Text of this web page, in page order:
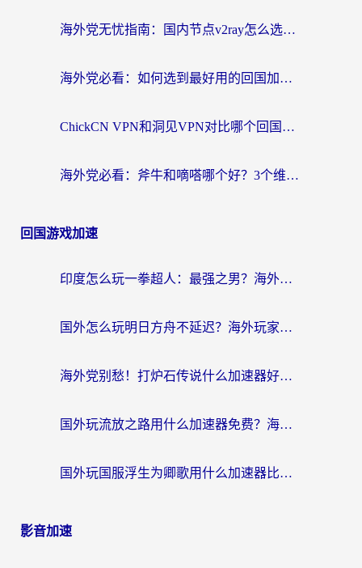
海外党无忧指南：国内节点v2ray怎么选？一键回国VPN+多场景实测帮你避坑
海外党必看：如何选到最好用的回国加速器？从节点到售后的全维度指南
ChickCN VPN和洞见VPN对比哪个回国效果更好？海外党亲测3款加速器+避坑指南
海外党必看：斧牛和嘀嗒哪个好？3个维度教你选对回国加速器
回国游戏加速
印度怎么玩一拳超人：最强之男？海外党国服游戏加速避坑指南
国外怎么玩明日方舟不延迟？海外玩家国服游戏加速终极指南（附DNF梦幻诛仙解决方案）
海外党别愁！打炉石传说什么加速器好用？3个实用技巧解决国服游戏卡顿
国外玩流放之路用什么加速器免费？海外党亲测有效的国服游戏加速指南
国外玩国服浮生为卿歌用什么加速器比较好？海外党亲测不踩坑指南
影音加速